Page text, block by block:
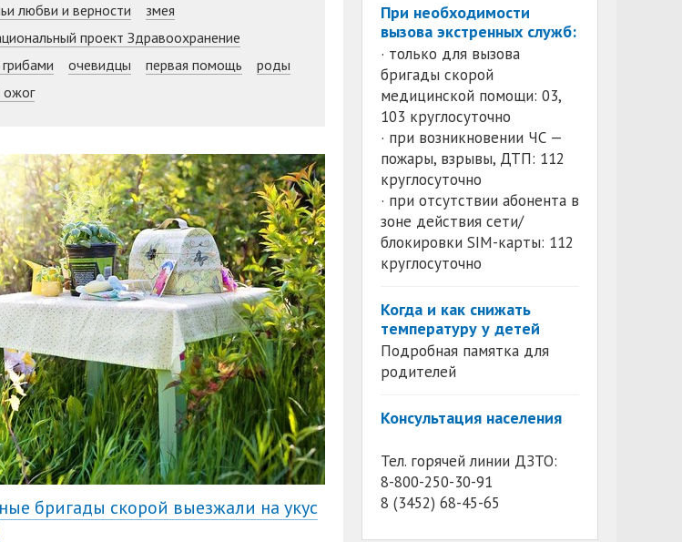
любви и верности
змея
проект Здравоохранение
очевидцы первая помощь
роды
ожог
бригады скорой выезжали на укус
При необходимости
вызова экстренных служб:
· только для вызова
бригады скорой
медицинской помощи: 03,
103 круглосуточно
· при возникновении ЧС —
пожары, взрывы, ДТП: 112
круглосуточно
· при отсутствии абонента в
зоне действия сети/
блокировки SIM-карты: 112
круглосуточно
Когда и как снижать
температуру у детей
Подробная памятка для
родителей
Консультация населения
Тел. горячей линии ДЗТО:
8-800-250-30-91
8 (3452) 68-45-65